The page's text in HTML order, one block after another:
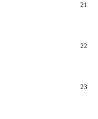
21
22
23